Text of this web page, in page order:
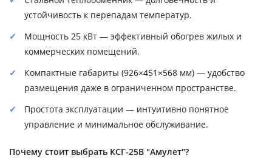
устойчивость к перепадам температур.
Мощность 25 кВт — эффективный обогрев жилых и
коммерческих помещений.
Компактные габариты (926×451×568 мм) — удобство
размещения даже в ограниченном пространстве.
Простота эксплуатации — интуитивно понятное
управление и минимальное обслуживание.
Почему стоит выбрать КСГ-25В "Амулет"?